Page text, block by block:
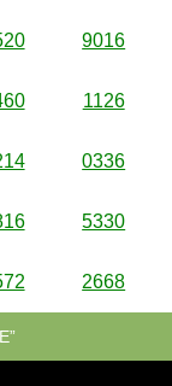
9016
1126
0336
5330
2668